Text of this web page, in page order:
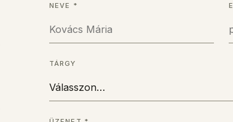
NEVE *
TÁRGY